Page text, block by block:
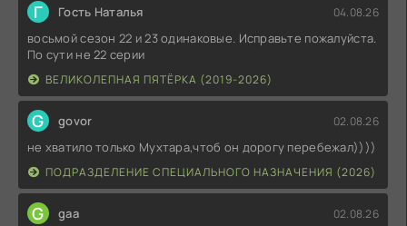
Г Гость Наталья 04.08.26
восьмой сезон 22 и 23 одинаковые. Исправьте пожалуйста.
По сути не 22 серии
ВЕЛИКОЛЕПНАЯ ПЯТЁРКА (2019-2026)
G govor 02.08.26
не хватило только Мухтара,чтоб он дорогу перебежал))))
ПОДРАЗДЕЛЕНИЕ СПЕЦИАЛЬНОГО НАЗНАЧЕНИЯ (2026)
G gaa 02.08.26